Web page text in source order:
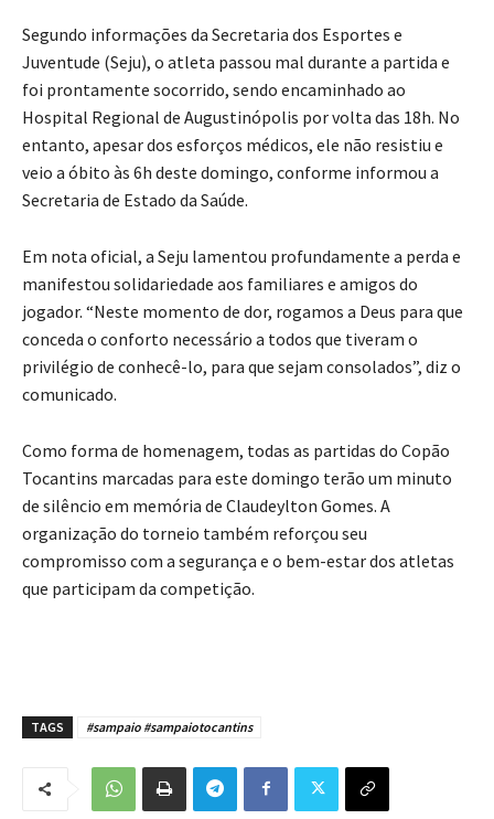
Segundo informações da Secretaria dos Esportes e
Juventude (Seju), o atleta passou mal durante a partida e
foi prontamente socorrido, sendo encaminhado ao
Hospital Regional de Augustinópolis por volta das 18h. No
entanto, apesar dos esforços médicos, ele não resistiu e
veio a óbito às 6h deste domingo, conforme informou a
Secretaria de Estado da Saúde.
Em nota oficial, a Seju lamentou profundamente a perda e
manifestou solidariedade aos familiares e amigos do
jogador. “Neste momento de dor, rogamos a Deus para que
conceda o conforto necessário a todos que tiveram o
privilégio de conhecê-lo, para que sejam consolados”, diz o
comunicado.
Como forma de homenagem, todas as partidas do Copão
Tocantins marcadas para este domingo terão um minuto
de silêncio em memória de Claudeylton Gomes. A
organização do torneio também reforçou seu
compromisso com a segurança e o bem-estar dos atletas
que participam da competição.
TAGS #sampaio #sampaiotocantins